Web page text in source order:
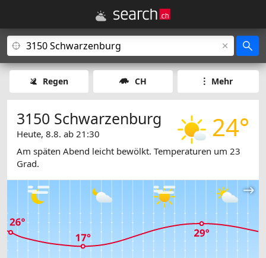
Regen CH Mehr
24°
3150 Schwarzenburg
Heute, 8.8. ab 21:30
Am späten Abend leicht bewölkt. Temperaturen um 23
Grad.